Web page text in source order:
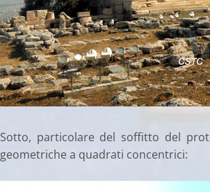
Sotto, particolare del soffitto del
geometriche a quadrati concentrici: